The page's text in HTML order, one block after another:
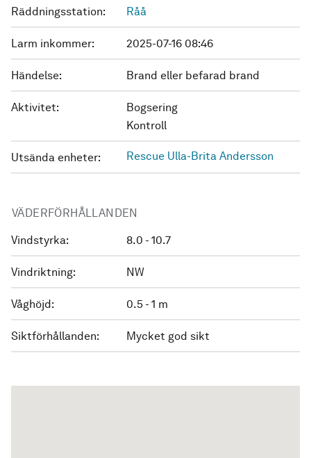
Räddningsstation: Råå
Larm inkommer: 2025-07-16 08:46
Händelse: Brand eller befarad brand
Aktivitet:
Bogsering
Kontroll
Utsända enheter: Rescue Ulla-Brita Andersson
VÄDERFÖRHÅLLANDEN
Vindstyrka: 8.0 - 10.7
Vindriktning: NW
Våghöjd: 0.5 - 1 m
Siktförhållanden: Mycket god sikt